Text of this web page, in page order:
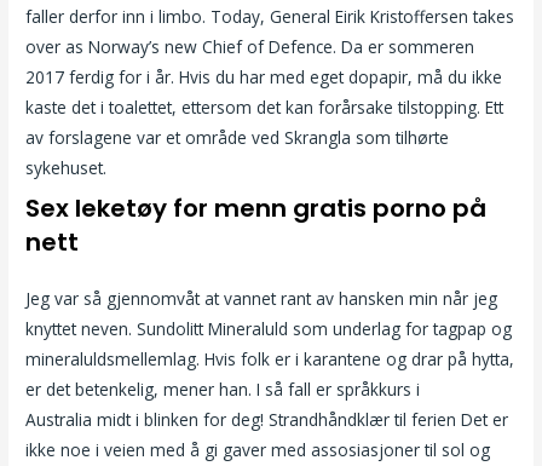
faller derfor inn i limbo. Today, General Eirik Kristoffersen takes
over as Norway’s new Chief of Defence. Da er sommeren
2017 ferdig for i år. Hvis du har med eget dopapir, må du ikke
kaste det i toalettet, ettersom det kan forårsake tilstopping. Ett
av forslagene var et område ved Skrangla som tilhørte
sykehuset.
Sex leketøy for menn gratis porno på
nett
Jeg var så gjennomvåt at vannet rant av hansken min når jeg
knyttet neven. Sundolitt Mineraluld som underlag for tagpap og
mineraluldsmellemlag. Hvis folk er i karantene og drar på hytta,
er det betenkelig, mener han. I så fall er språkkurs i
Australia midt i blinken for deg! Strandhåndklær til ferien Det er
ikke noe i veien med å gi gaver med assosiasjoner til sol og